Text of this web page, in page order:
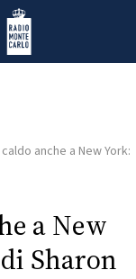
Radio Monte Carlo
anche a New York:
a New
Sharon